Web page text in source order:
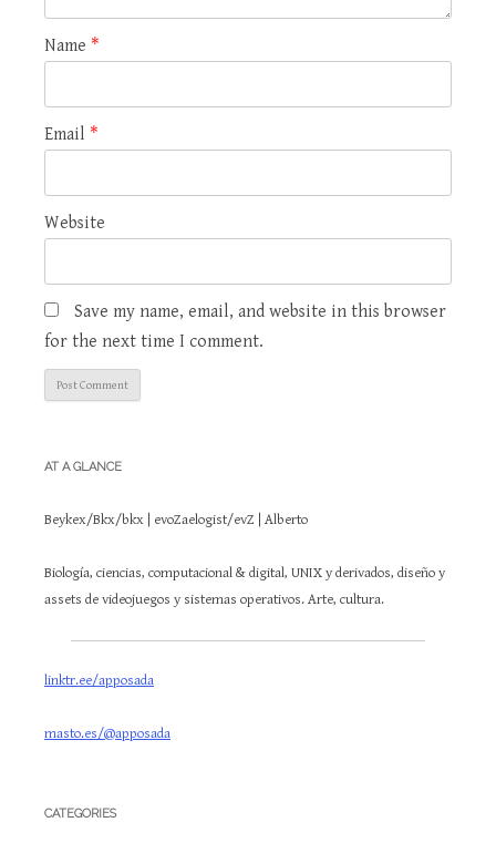
Name *
Email *
Website
Save my name, email, and website in this browser
for the next time I comment.
AT A GLANCE
Beykex/Bkx/bkx | evoZaelogist/evZ | Alberto
Biología, ciencias, computacional & digital, UNIX y derivados, diseño y
assets de videojuegos y sistemas operativos. Arte, cultura.
linktr.ee/apposada
masto.es/@apposada
CATEGORIES